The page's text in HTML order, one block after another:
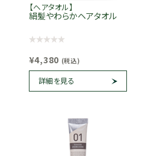
【ヘアタオル】
絹髪やわらかヘアタオル
¥4,380 (税込)
詳細を見る